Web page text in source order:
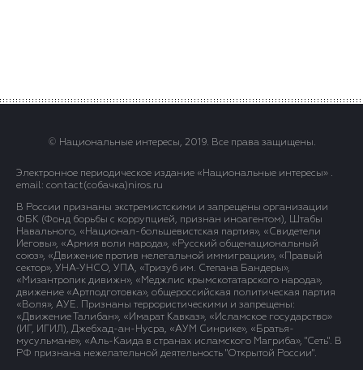
© Национальные интересы, 2019. Все права защищены.
Электронное периодическое издание «Национальные интересы» .
email: contact(сoбaчка)niros.ru
В России признаны экстремистскими и запрещены организации
ФБК (Фонд борьбы с коррупцией, признан иноагентом), Штабы
Навального, «Национал-большевистская партия», «Свидетели
Иеговы», «Армия воли народа», «Русский общенациональный
союз», «Движение против нелегальной иммиграции», «Правый
сектор», УНА-УНСО, УПА, «Тризуб им. Степана Бандеры»,
«Мизантропик дивижн», «Меджлис крымскотатарского народа»,
движение «Артподготовка», общероссийская политическая партия
«Воля», АУЕ. Признаны террористическими и запрещены:
«Движение Талибан», «Имарат Кавказ», «Исламское государство»
(ИГ, ИГИЛ), Джебхад-ан-Нусра, «АУМ Синрике», «Братья-
мусульмане», «Аль-Каида в странах исламского Магриба», "Сеть". В
РФ признана нежелательной деятельность "Открытой России".